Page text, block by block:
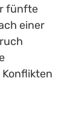
fünfte
einer